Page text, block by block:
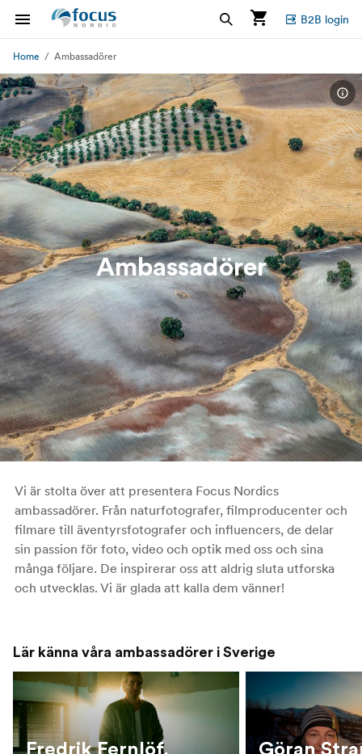
B2B login
Home Ambassadörer
Ambassadörer
Vi är stolta över att presentera Focus Nordics
ambassadörer. Från naturfotografer, filmproducenter och
filmare till äventyrsfotografer och influencers, de delar
sin passion för foto, video och optik med oss och sina
många följare. De inspirerar oss att aldrig sluta utforska
och utvecklas. Vi är glada att kalla dem vänner!
Lär känna våra ambassadörer i Sverige
Fredrik Fernlöf,
Göran